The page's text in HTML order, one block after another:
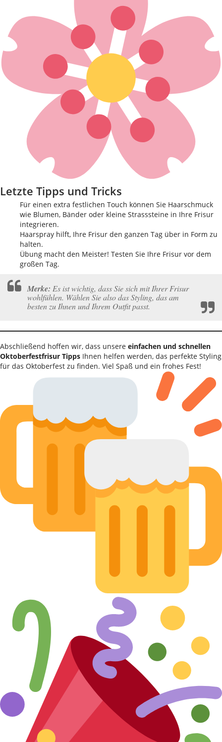
Letzte Tipps und Tricks
Für einen extra festlichen Touch können Sie Haarschmuck
wie Blumen, Bänder oder kleine Strasssteine in Ihre Frisur
integrieren.
Haarspray hilft, Ihre Frisur den ganzen Tag über in Form zu
halten.
Übung macht den Meister! Testen Sie Ihre Frisur vor dem
großen Tag.
Merke: Es ist wichtig, dass Sie sich mit Ihrer Frisur
wohlfühlen. Wählen Sie also das Styling, das am
besten zu Ihnen und Ihrem Outfit passt.
Abschließend hoffen wir, dass unsere einfachen und schnellen
Oktoberfestfrisur Tipps Ihnen helfen werden, das perfekte Styling
für das Oktoberfest zu finden. Viel Spaß und ein frohes Fest!